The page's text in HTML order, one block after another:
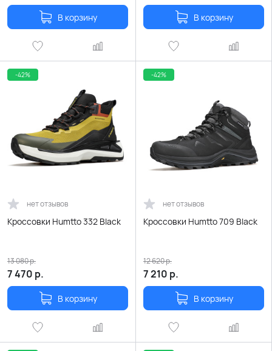
В корзину В корзину
-42%
нет отзывов
Кроссовки Humtto 332 Black
7 470 р.
13 080р.
В корзину
-42%
нет отзывов
Кроссовки Humtto 709 Black
7 210 р.
12 620р.
В корзину